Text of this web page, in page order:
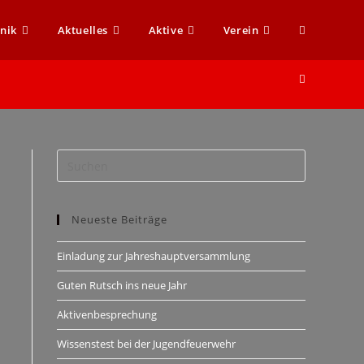
Aktuelles Aktive Verein
Neueste Beiträge
Einladung zur Jahreshauptversammlung
Guten Rutsch ins neue Jahr
Aktivenbesprechung
Wissenstest bei der Jugendfeuerwehr